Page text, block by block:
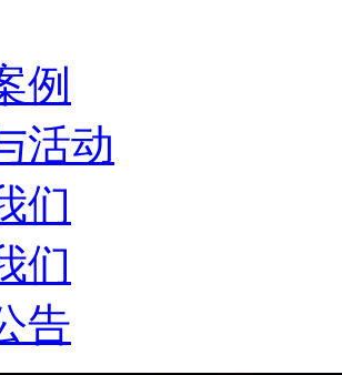
例
活动
们
们
告